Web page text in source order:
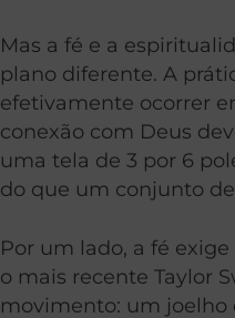
Mas a fé e a
plano diferente. A
efetivamente ocorrer
conexão com Deus
uma tela de 3 por 6
do que um conjunto
Por um lado, a fé
o mais recente Taylor
movimento: um joelho